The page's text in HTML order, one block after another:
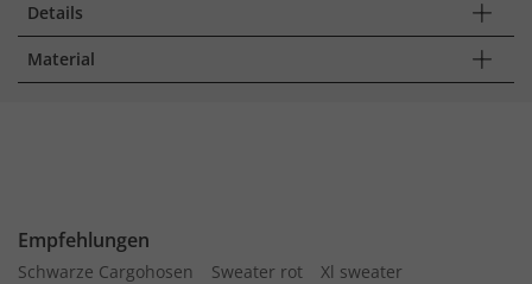
Details
Material
Empfehlungen
Schwarze Cargohosen Sweater rot
Xl sweater